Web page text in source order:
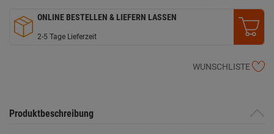
ONLINE BESTELLEN & LIEFERN LASSEN
2-5 Tage Lieferzeit
WUNSCHLISTE
Produktbeschreibung